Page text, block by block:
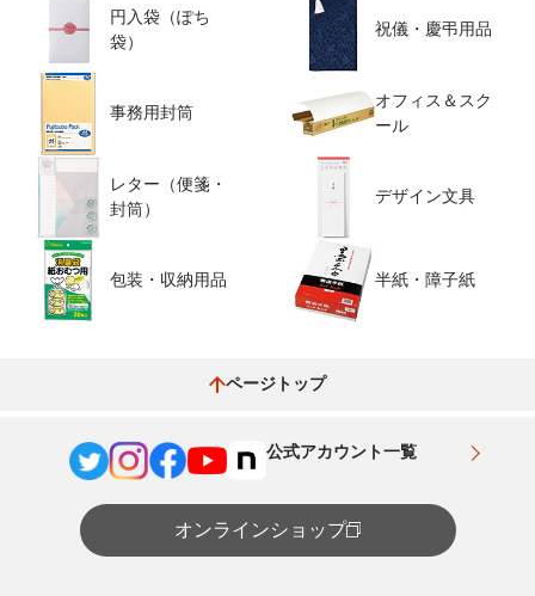
円入袋（ぽち
袋）
祝儀・慶弔用品
事務用封筒
オフィス＆スク
ール
レター（便箋・
封筒）
デザイン文具
包装・収納用品 半紙・障子紙
ページトップ
公式アカウント一覧
オンラインショップ